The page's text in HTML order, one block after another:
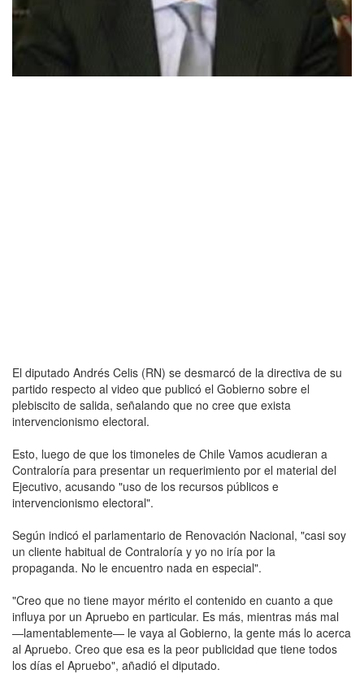
El diputado Andrés Celis (RN) se desmarcó de la directiva de su
partido respecto al video que publicó el Gobierno sobre el
plebiscito de salida, señalando que no cree que exista
intervencionismo electoral.
Esto, luego de que los timoneles de Chile Vamos acudieran a
Contraloría para presentar un requerimiento por el material del
Ejecutivo, acusando "uso de los recursos públicos e
intervencionismo electoral".
Según indicó el parlamentario de Renovación Nacional, "casi soy
un cliente habitual de Contraloría y yo no iría por la
propaganda. No le encuentro nada en especial".
"Creo que no tiene mayor mérito el contenido en cuanto a que
influya por un Apruebo en particular. Es más, mientras más mal
—lamentablemente— le vaya al Gobierno, la gente más lo acerca
al Apruebo. Creo que esa es la peor publicidad que tiene todos
los días el Apruebo", añadió el diputado.